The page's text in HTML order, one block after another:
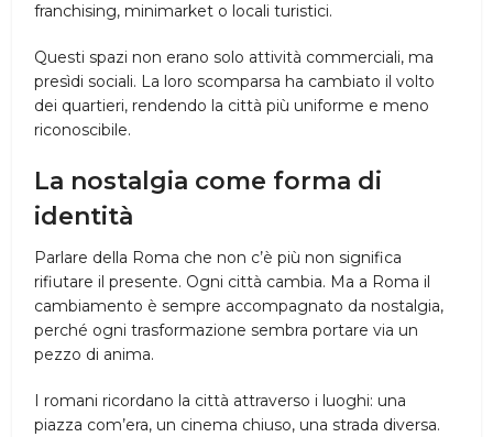
franchising, minimarket o locali turistici.
Questi spazi non erano solo attività commerciali, ma
presìdi sociali. La loro scomparsa ha cambiato il volto
dei quartieri, rendendo la città più uniforme e meno
riconoscibile.
La nostalgia come forma di
identità
Parlare della Roma che non c’è più non significa
rifiutare il presente. Ogni città cambia. Ma a Roma il
cambiamento è sempre accompagnato da nostalgia,
perché ogni trasformazione sembra portare via un
pezzo di anima.
I romani ricordano la città attraverso i luoghi: una
piazza com’era, un cinema chiuso, una strada diversa.